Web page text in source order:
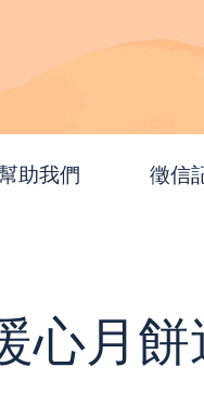
助我們 徵信
心月餅